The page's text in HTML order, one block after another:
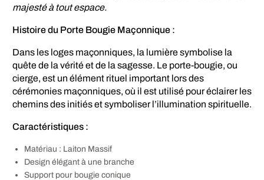
majesté à tout espace.
Histoire du Porte Bougie Maçonnique :
Dans les loges maçonniques, la lumière symbolise la
quête de la vérité et de la sagesse. Le porte-bougie, ou
cierge, est un élément rituel important lors des
cérémonies maçonniques, où il est utilisé pour éclairer les
chemins des initiés et symboliser l’illumination spirituelle.
Caractéristiques :
Matériau : Laiton Massif
Design élégant à une branche
Support pour bougie conique